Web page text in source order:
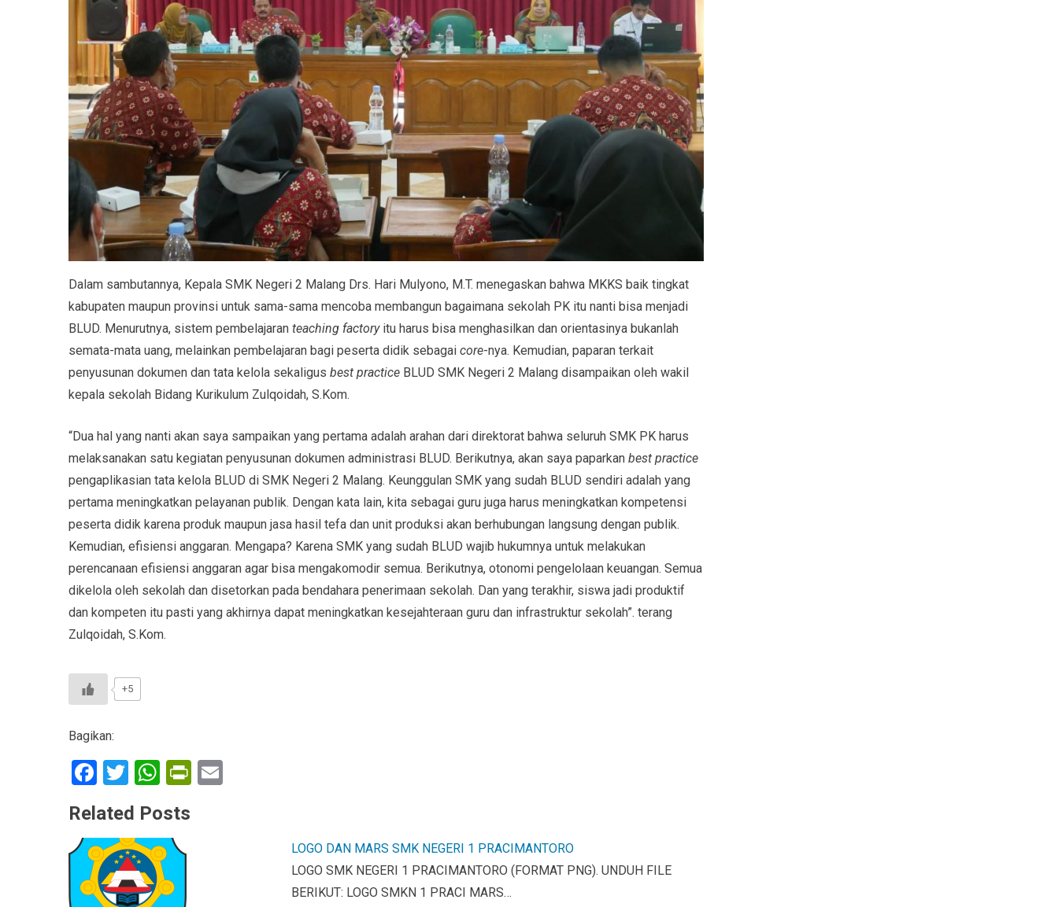
Dalam sambutannya, Kepala SMK Negeri 2 Malang Drs. Hari Mulyono, M.T. menegaskan bahwa MKKS baik tingkat
kabupaten maupun provinsi untuk sama-sama mencoba membangun bagaimana sekolah PK itu nanti bisa menjadi
BLUD. Menurutnya, sistem pembelajaran teaching factoryitu harus bisa menghasilkan dan orientasinya bukanlah
semata-mata uang, melainkan pembelajaran bagi peserta didik sebagai core-nya. Kemudian, paparan terkait
penyusunan dokumen dan tata kelola sekaligus best practice BLUD SMK Negeri 2 Malang disampaikan oleh wakil
kepala sekolah Bidang Kurikulum Zulqoidah, S.Kom.
“Dua hal yang nanti akan saya sampaikan yang pertama adalah arahan dari direktorat bahwa seluruh SMK PK harus
melaksanakan satu kegiatan penyusunan dokumen administrasi BLUD. Berikutnya, akan saya paparkan best practice
pengaplikasian tata kelola BLUD di SMK Negeri 2 Malang. Keunggulan SMK yang sudah BLUD sendiri adalah yang
pertama meningkatkan pelayanan publik. Dengan kata lain, kita sebagai guru juga harus meningkatkan kompetensi
peserta didik karena produk maupun jasa hasil tefa dan unit produksi akan berhubungan langsung dengan publik.
Kemudian, efisiensi anggaran. Mengapa? Karena SMK yang sudah BLUD wajib hukumnya untuk melakukan
perencanaan efisiensi anggaran agar bisa mengakomodir semua. Berikutnya, otonomi pengelolaan keuangan. Semua
dikelola oleh sekolah dan disetorkan pada bendahara penerimaan sekolah. Dan yang terakhir, siswa jadi produktif
dan kompeten itu pasti yang akhirnya dapat meningkatkan kesejahteraan guru dan infrastruktur sekolah”. terang
Zulqoidah, S.Kom.
+5
Bagikan:
F
ce
b
o
o
T
wi
tt
er
W
at
s
A
p
Pr
Related Posts
LOGO DAN MARS SMK NEGERI 1 PRACIMANTORO
LOGO SMK NEGERI 1 PRACIMANTORO (FORMAT PNG). UNDUH FILE
BERIKUT: LOGO SMKN 1 PRACI MARS…